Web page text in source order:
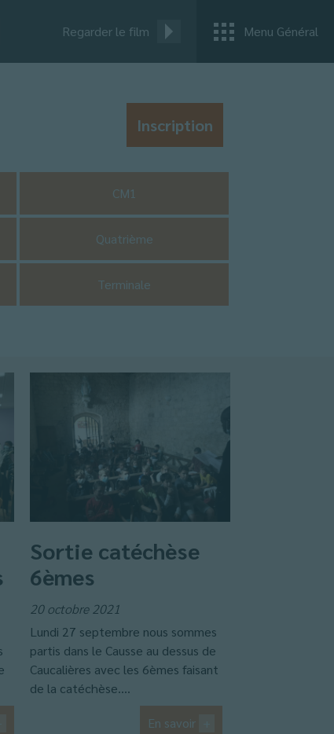
Regarder le film Menu Général
Inscription
CM1
Quatrième
Terminale
Sortie catéchèse
6èmes
20 octobre 2021
Lundi 27 septembre nous sommes
partis dans le Causse au dessus de
Caucalières avec les 6èmes faisant
de la catéchèse....
En savoir